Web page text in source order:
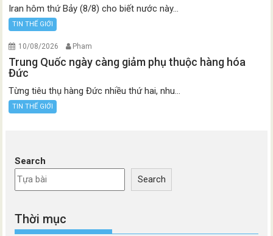
Iran hôm thứ Bảy (8/8) cho biết nước này...
TIN THẾ GIỚI
10/08/2026 Pham
Trung Quốc ngày càng giảm phụ thuộc hàng hóa
Đức
Từng tiêu thụ hàng Đức nhiều thứ hai, nhu...
TIN THẾ GIỚI
Search
Search
Thời mục